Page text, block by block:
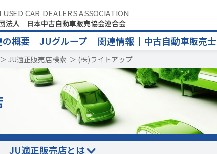
USED CAR DEALERS ASSOCIATION
法人 日本中古自動車販売協会連合会
概要 JUグループ 関連情報 中古自動車販売士
＞ JU適正販売店検索 ＞ (株)ライトアップ
JU適正販売店とは